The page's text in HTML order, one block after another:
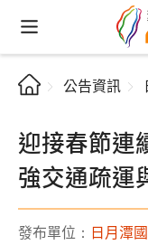
公告資訊
迎接春節連
強交通疏運
發布單位： 日月潭